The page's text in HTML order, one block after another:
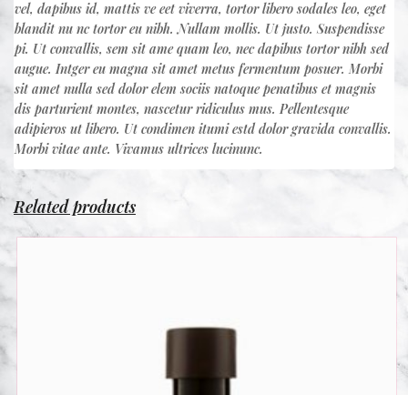
vel, dapibus id, mattis ve eet viverra, tortor libero sodales leo, eget
blandit nu nc tortor eu nibh. Nullam mollis. Ut justo. Suspendisse
pi. Ut convallis, sem sit ame quam leo, nec dapibus tortor nibh sed
augue. Intger eu magna sit amet metus fermentum posuer. Morbi
sit amet nulla sed dolor elem sociis natoque penatibus et magnis
dis parturient montes, nascetur ridiculus mus. Pellentesque
adipieros ut libero. Ut condimen itumi estd dolor gravida convallis.
Morbi vitae ante. Vivamus ultrices lucinunc.
Related products